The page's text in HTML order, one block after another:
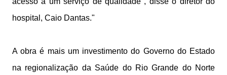
hospital, Caio Dantas."
A obra é mais um investimento do Governo do Estado
na regionalização da Saúde do Rio Grande do Norte